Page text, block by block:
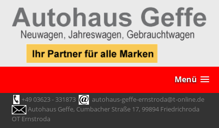
Menü
+49 03623 - 331873
autohaus-geffe-ernstroda@t-online.de
Autohaus Geffe, Cumbacher Straße 17, 99894 Friedrichroda
OT Ernstroda